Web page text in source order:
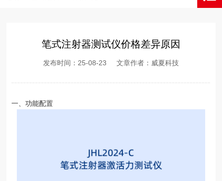
笔式注射器测试仪价格差异原因
发布时间：25-08-23 文章作者：威夏科技
一、功能配置